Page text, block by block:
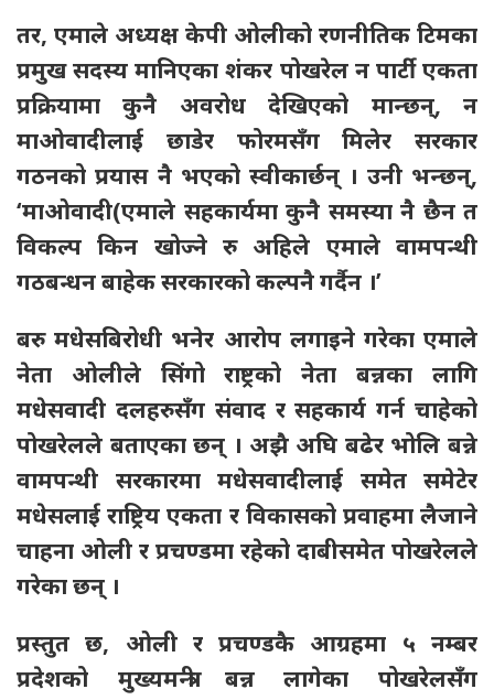
तर, एमाले अध्यक्ष केपी ओलीको रणनीतिक टिमका
प्रमुख सदस्य मानिएका शंकर पोखरेल न पार्टी एकता
प्रक्रियामा कुनै अवरोध देखिएको मान्छन्, न
माओवादीलाई छाडेर फोरमसँग मिलेर सरकार
गठनको प्रयास नै भएको स्वीकार्छन् । उनी भन्छन्,
‘माओवादी(एमाले सहकार्यमा कुनै समस्या नै छैन त
विकल्प किन खोज्ने रु अहिले एमाले वामपन्थी
गठबन्धन बाहेक सरकारको कल्पनै गर्दैन ।’
बरु मधेसबिरोधी भनेर आरोप लगाइने गरेका एमाले
नेता ओलीले सिंगो राष्ट्रको नेता बन्नका लागि
मधेसवादी दलहरुसँग संवाद र सहकार्य गर्न चाहेको
पोखरेलले बताएका छन् । अझै अघि बढेर भोलि बन्ने
वामपन्थी सरकारमा मधेसवादीलाई समेत समेटेर
मधेसलाई राष्ट्रिय एकता र विकासको प्रवाहमा लैजाने
चाहना ओली र प्रचण्डमा रहेको दाबीसमेत पोखरेलले
गरेका छन् ।
प्रस्तुत छ, ओली र प्रचण्डकै आग्रहमा ५ नम्बर
प्रदेशको मुख्यमन्त्री बन्न लागेका पोखरेलसँग